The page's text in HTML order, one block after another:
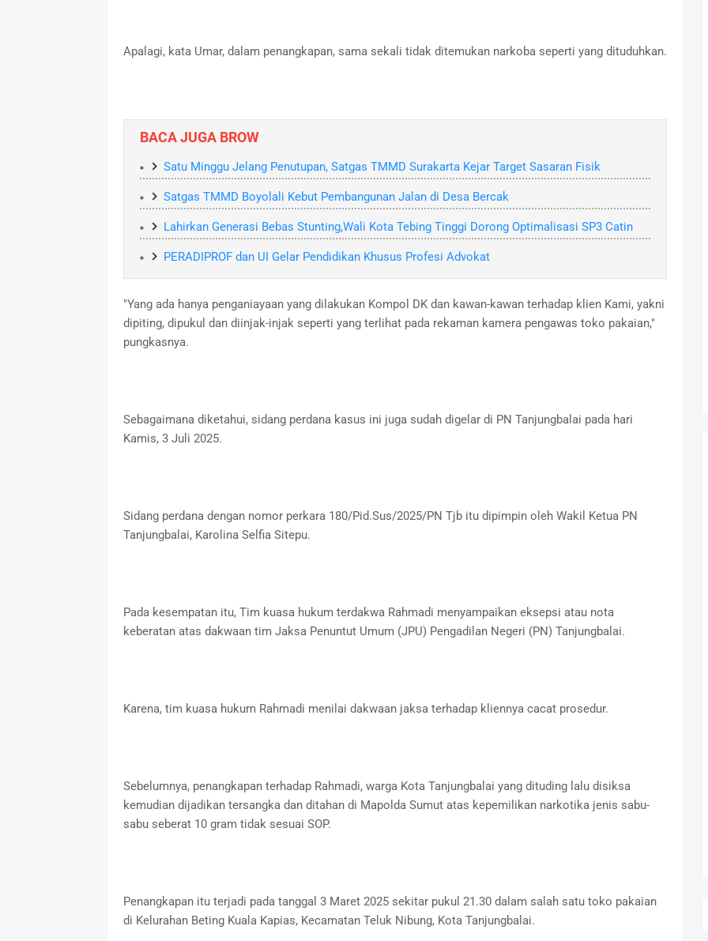
Apalagi, kata Umar, dalam penangkapan, sama sekali tidak ditemukan narkoba seperti yang dituduhkan.
BACA JUGA BROW
Satu Minggu Jelang Penutupan, Satgas TMMD Surakarta Kejar Target Sasaran Fisik
Satgas TMMD Boyolali Kebut Pembangunan Jalan di Desa Bercak
Lahirkan Generasi Bebas Stunting,Wali Kota Tebing Tinggi Dorong Optimalisasi SP3 Catin
PERADIPROF dan UI Gelar Pendidikan Khusus Profesi Advokat
"Yang ada hanya penganiayaan yang dilakukan Kompol DK dan kawan-kawan terhadap klien Kami, yakni
dipiting, dipukul dan diinjak-injak seperti yang terlihat pada rekaman kamera pengawas toko pakaian,"
pungkasnya.
Sebagaimana diketahui, sidang perdana kasus ini juga sudah digelar di PN Tanjungbalai pada hari
Kamis, 3 Juli 2025.
Sidang perdana dengan nomor perkara 180/Pid.Sus/2025/PN Tjb itu dipimpin oleh Wakil Ketua PN
Tanjungbalai, Karolina Selfia Sitepu.
Pada kesempatan itu, Tim kuasa hukum terdakwa Rahmadi menyampaikan eksepsi atau nota
keberatan atas dakwaan tim Jaksa Penuntut Umum (JPU) Pengadilan Negeri (PN) Tanjungbalai.
Karena, tim kuasa hukum Rahmadi menilai dakwaan jaksa terhadap kliennya cacat prosedur.
Sebelumnya, penangkapan terhadap Rahmadi, warga Kota Tanjungbalai yang dituding lalu disiksa
kemudian dijadikan tersangka dan ditahan di Mapolda Sumut atas kepemilikan narkotika jenis sabu-
sabu seberat 10 gram tidak sesuai SOP.
Penangkapan itu terjadi pada tanggal 3 Maret 2025 sekitar pukul 21.30 dalam salah satu toko pakaian
di Kelurahan Beting Kuala Kapias, Kecamatan Teluk Nibung, Kota Tanjungbalai.